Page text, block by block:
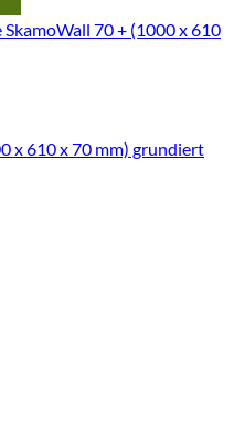
x 610 x 70 mm) grundiert